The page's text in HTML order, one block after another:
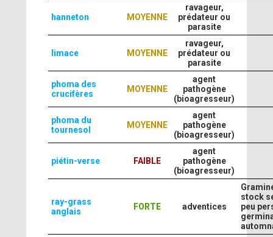
hanneton MOYENNE
ravageur,
prédateur ou
parasite
limace MOYENNE
ravageur,
prédateur ou
parasite
phoma des
crucifères
MOYENNE
agent
pathogène
(bioagresseur)
phoma du
tournesol
MOYENNE
agent
pathogène
(bioagresseur)
piétin-verse FAIBLE
agent
pathogène
(bioagresseur)
ray-grass
anglais
FORTE adventices
stock
peu